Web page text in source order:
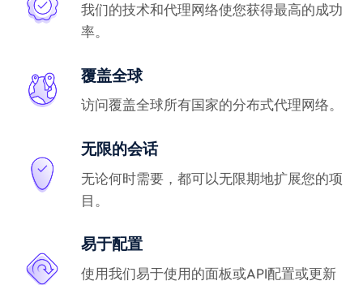
我们的技术和代理网络使您获得最高的成功
率。
覆盖全球
访问覆盖全球所有国家的分布式代理网络。
无限的会话
无论何时需要，都可以无限期地扩展您的项
目。
易于配置
使用我们易于使用的面板或API配置或更新